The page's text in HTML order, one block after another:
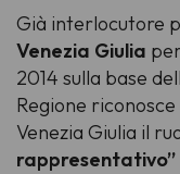
Già interlocutore
Venezia Giulia
2014 sulla base
Regione
Venezia Giulia il